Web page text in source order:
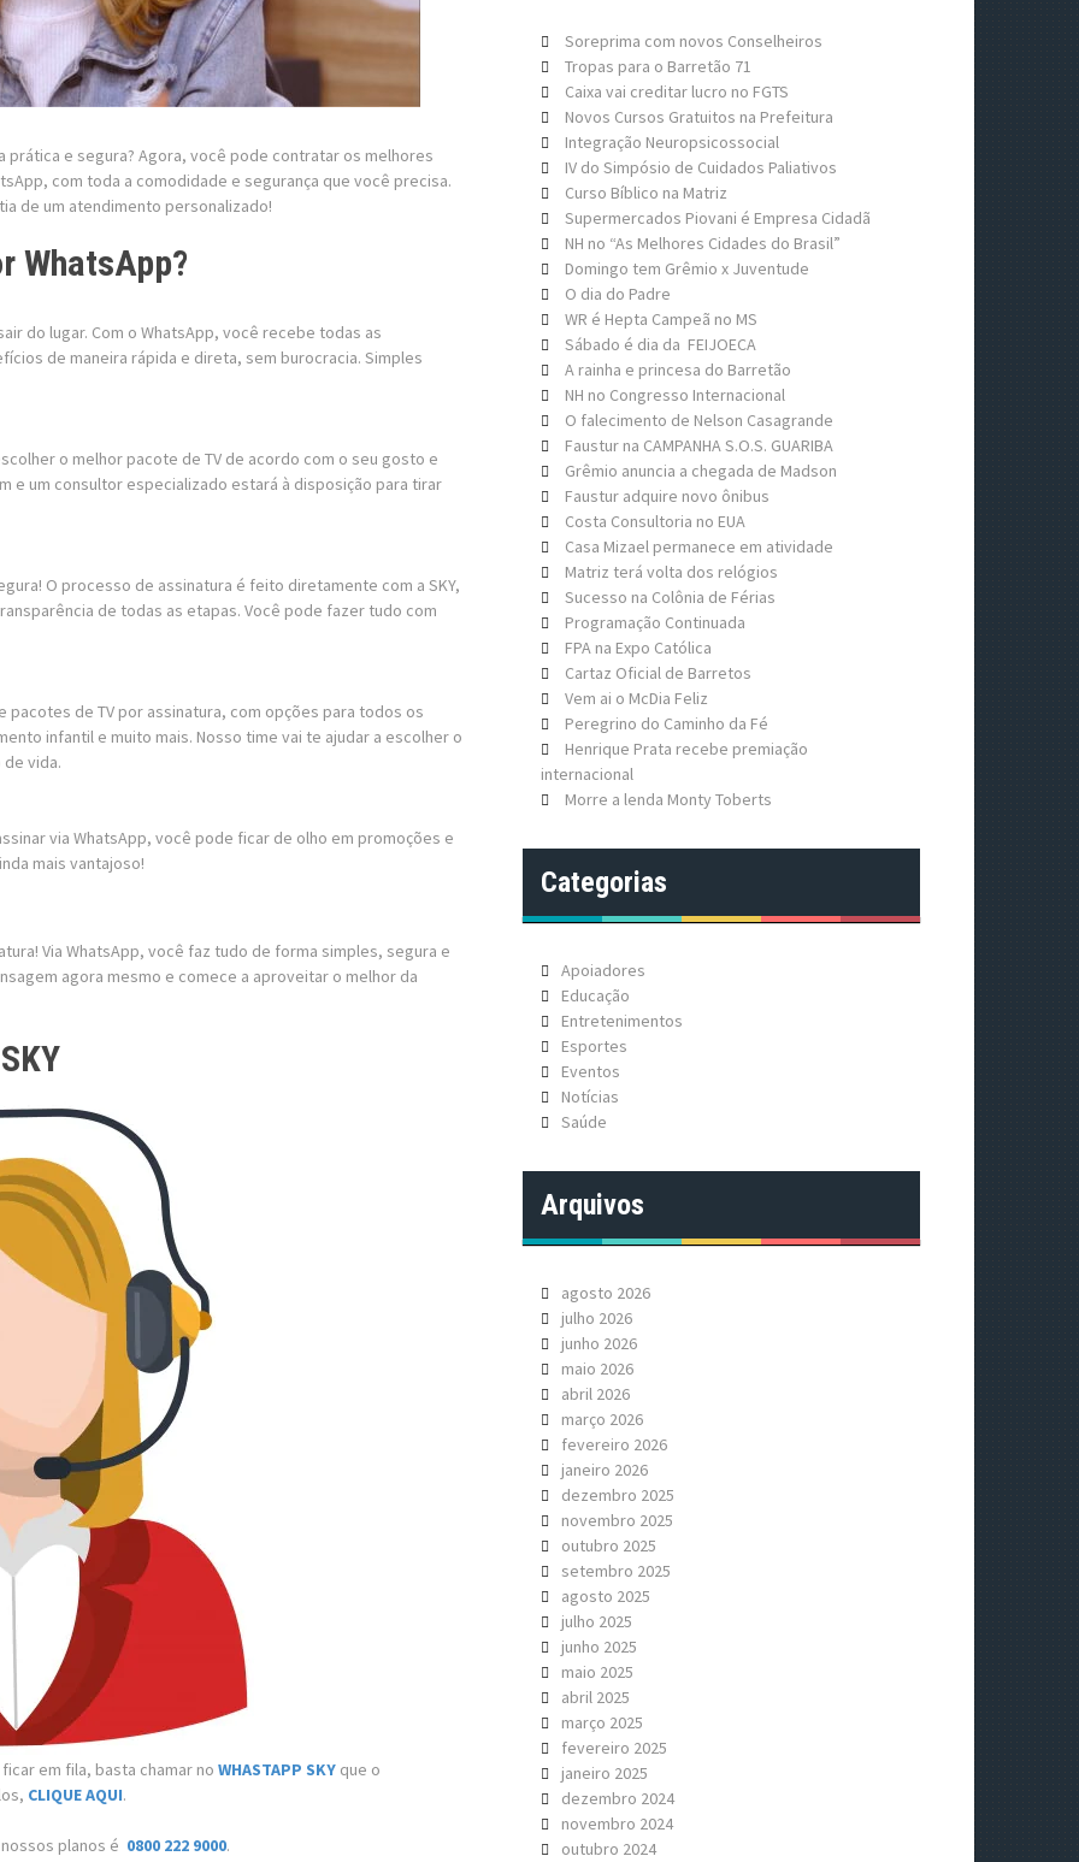
prática e segura? Agora, você pode contratar os melhores
com toda a comodidade e segurança que você precisa.
de um atendimento personalizado!
WhatsApp?
do lugar. Com o WhatsApp, você recebe todas as
de maneira rápida e direta, sem burocracia. Simples
o melhor pacote de TV de acordo com o seu gosto e
e um consultor especializado estará à disposição para tirar
O processo de assinatura é feito diretamente com a SKY,
de todas as etapas. Você pode fazer tudo com
pacotes de TV por assinatura, com opções para todos os
infantil e muito mais. Nosso time vai te ajudar a escolher o
vida.
via WhatsApp, você pode ficar de olho em promoções e
mais vantajoso!
Via WhatsApp, você faz tudo de forma simples, segura e
agora mesmo e comece a aproveitar o melhor da
em fila, basta chamar no WHASTAPP SKY que o
CLIQUE AQUI.
planos é 0800 222 9000.
a
r
p
o
r
:
Soreprima com novos Conselheiros
Tropas para o Barretão 71
Caixa vai creditar lucro no FGTS
Novos Cursos Gratuitos na Prefeitura
Integração Neuropsicossocial
IV do Simpósio de Cuidados Paliativos
Curso Bíblico na Matriz
Supermercados Piovani é Empresa Cidadã
NH no “As Melhores Cidades do Brasil”
Domingo tem Grêmio x Juventude
O dia do Padre
WR é Hepta Campeã no MS
Sábado é dia da FEIJOECA
A rainha e princesa do Barretão
NH no Congresso Internacional
O falecimento de Nelson Casagrande
Faustur na CAMPANHA S.O.S. GUARIBA
Grêmio anuncia a chegada de Madson
Faustur adquire novo ônibus
Costa Consultoria no EUA
Casa Mizael permanece em atividade
Matriz terá volta dos relógios
Sucesso na Colônia de Férias
Programação Continuada
FPA na Expo Católica
Cartaz Oficial de Barretos
Vem ai o McDia Feliz
Peregrino do Caminho da Fé
Henrique Prata recebe premiação
internacional
Morre a lenda Monty Toberts
Categorias
Apoiadores
Educação
Entretenimentos
Esportes
Eventos
Notícias
Saúde
Arquivos
agosto 2026
julho 2026
junho 2026
maio 2026
abril 2026
março 2026
fevereiro 2026
janeiro 2026
dezembro 2025
novembro 2025
outubro 2025
setembro 2025
agosto 2025
julho 2025
junho 2025
maio 2025
abril 2025
março 2025
fevereiro 2025
janeiro 2025
dezembro 2024
novembro 2024
outubro 2024